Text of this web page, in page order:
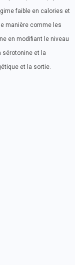
faible en calories et
manière comme les
en modifiant le niveau
sérotonine et la
et la sortie.